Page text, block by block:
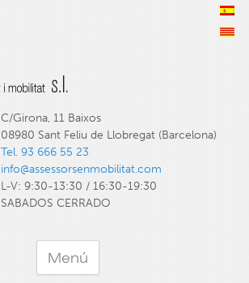
C/Girona, 11 Baixos
08980 Sant Feliu de Llobregat (Barcelona)
Tel. 93 666 55 23
info@assessorsenmobilitat.com
L-V: 9:30-13:30 / 16:30-19:30
SABADOS CERRADO
Menú